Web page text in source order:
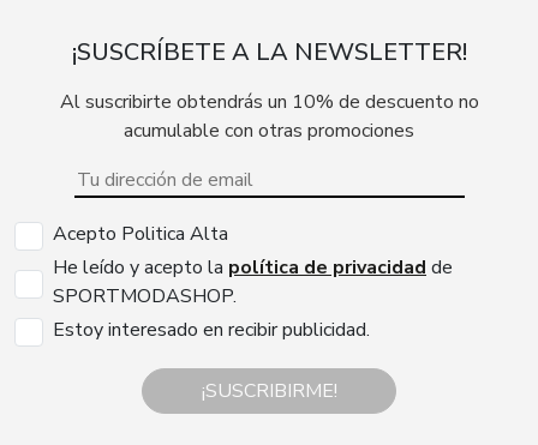
¡SUSCRÍBETE A LA NEWSLETTER!
Al suscribirte obtendrás un 10% de descuento no
acumulable con otras promociones
Acepto Politica Alta
He leído y acepto la política de privacidad de
SPORTMODASHOP.
Estoy interesado en recibir publicidad.
¡SUSCRIBIRME!